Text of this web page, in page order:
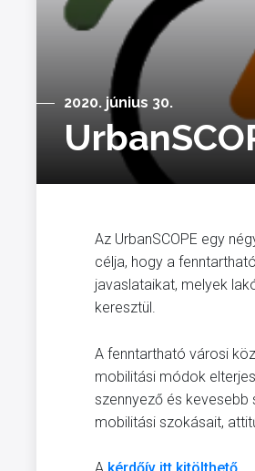
2020. június 30.
Az UrbanSCOPE egy
célja, hogy a
javaslataikat, melyek
keresztül.
A fenntartható városi
mobilitási módok
szennyező és kevesebb
mobilitási szokásait,